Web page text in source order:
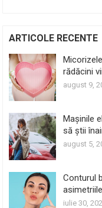
ARTICOLE RECENTE
rădăcini
august 9,
Mașinile
să știi
august 5,
Conturul
iulie 30,